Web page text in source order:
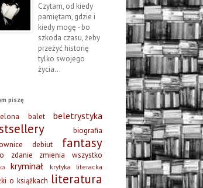
Czytam, od kiedy
pamiętam, gdzie i
kiedy mogę - bo
szkoda czasu, żeby
przeżyć historię
tylko swojego
życia...
piszę
balet beletrystyka
biografia
debiut fantasy
zdanie zmienia wszystko
kryminał krytyka literacka
o książkach literatura